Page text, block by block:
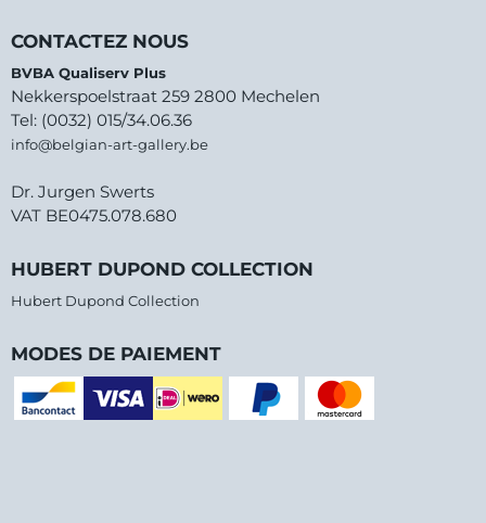
CONTACTEZ NOUS
BVBA Qualiserv Plus
Nekkerspoelstraat 259 2800 Mechelen
Tel: (0032) 015/34.06.36
info@belgian-art-gallery.be
Dr. Jurgen Swerts
VAT BE0475.078.680
HUBERT DUPOND COLLECTION
Hubert Dupond Collection
MODES DE PAIEMENT